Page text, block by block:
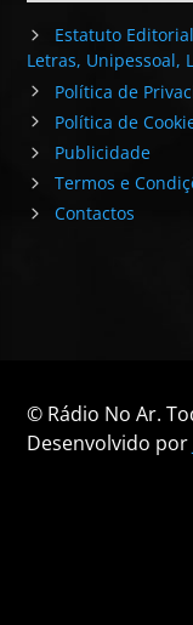
Estatuto
Letras, Unipessoal,
Política de
Política de
Publicidade
Termos e
Contactos
© Rádio No Ar.
Desenvolvido por